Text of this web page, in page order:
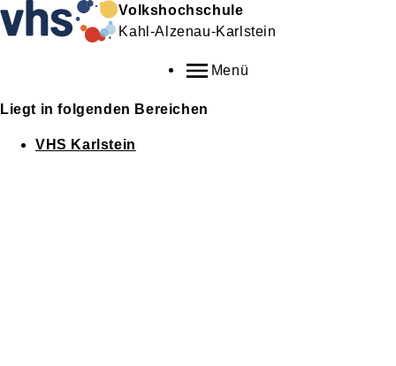
Volkshochschule
Kahl-Alzenau-Karlstein
Menü
Liegt in folgenden Bereichen
VHS Karlstein